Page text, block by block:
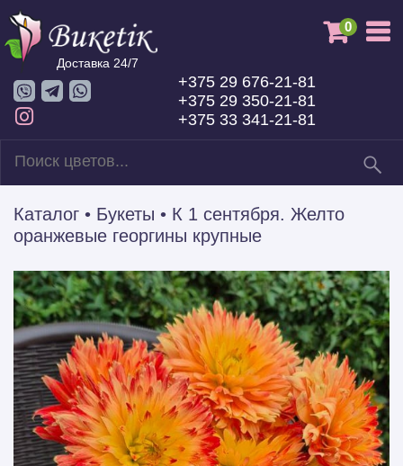
Доставка 24/7
+375 29 676-21-81
+375 29 350-21-81
+375 33 341-21-81
0
Каталог • Букеты • К 1 сентября. Желто
оранжевые георгины крупные